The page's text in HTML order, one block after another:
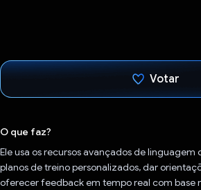
Votar
O que faz?
Ele usa os recursos avançados de
planos de treino personalizados, dar
oferecer feedback em tempo real com base